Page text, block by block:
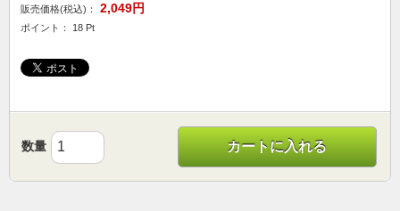
販売価格(税込)： 2,049円
ポイント： 18 Pt
数量 カートに入れる